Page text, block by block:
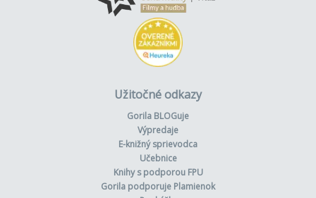
Užitočné odkazy
Gorila BLOGuje
Výpredaje
E-knižný sprievodca
Učebnice
Knihy s podporou FPU
Gorila podporuje Plamienok